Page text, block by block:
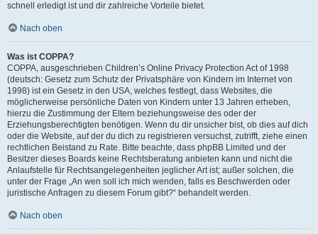
schnell erledigt ist und dir zahlreiche Vorteile bietet.
Nach oben
Was ist COPPA?
COPPA, ausgeschrieben Children’s Online Privacy Protection Act of 1998
(deutsch: Gesetz zum Schutz der Privatsphäre von Kindern im Internet von
1998) ist ein Gesetz in den USA, welches festlegt, dass Websites, die
möglicherweise persönliche Daten von Kindern unter 13 Jahren erheben,
hierzu die Zustimmung der Eltern beziehungsweise des oder der
Erziehungsberechtigten benötigen. Wenn du dir unsicher bist, ob dies auf dich
oder die Website, auf der du dich zu registrieren versuchst, zutrifft, ziehe einen
rechtlichen Beistand zu Rate. Bitte beachte, dass phpBB Limited und der
Besitzer dieses Boards keine Rechtsberatung anbieten kann und nicht die
Anlaufstelle für Rechtsangelegenheiten jeglicher Art ist; außer solchen, die
unter der Frage „An wen soll ich mich wenden, falls es Beschwerden oder
juristische Anfragen zu diesem Forum gibt?“ behandelt werden.
Nach oben